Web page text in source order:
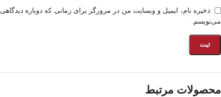
ذخیره نام، ایمیل و وبسایت من در مرورگر برای زمانی که دوباره دیدگاهی
می‌نویسم.
محصولات مرتبط